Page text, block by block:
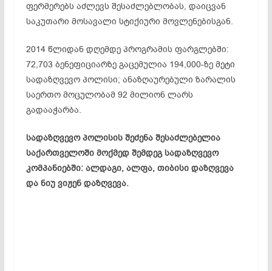
ფერმერებს აძლევს შესაძლებლობას, დაიცვან
საკუთარი მოსავალი სტიქიური მოვლენებისგან.
2014 წლიდან დღემდე პროგრამის ფარგლებში:
72,703 ბენეფიციარზე გაცემულია 194,000-ზე მეტი
სადაზღვევო პოლისი; ანაზღაურებული ზარალის
საერთო მოცულობამ 92 მილიონ ლარს
გადააჭარბა.
სადაზღვევო პოლისის შეძენა შესაძლებელია
საქართველოში მოქმედ შემდეგ სადაზღვევო
კომპანიებში: ალდაგი, ალფა, თიბისი დაზღვევა
და ნიუ ვიჟენ დაზღვევა.